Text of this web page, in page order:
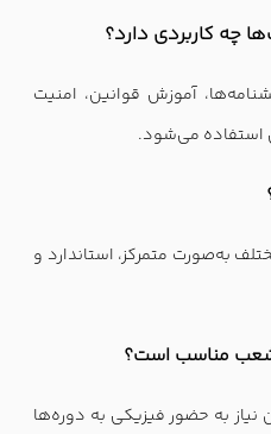
چه کاربردی دارد؟
آموزش قوانین، امنیت
استفاده می‌شود.
به‌صورت متمرکز، استاندارد و
نیاز به حضور فیزیکی به دوره‌ها